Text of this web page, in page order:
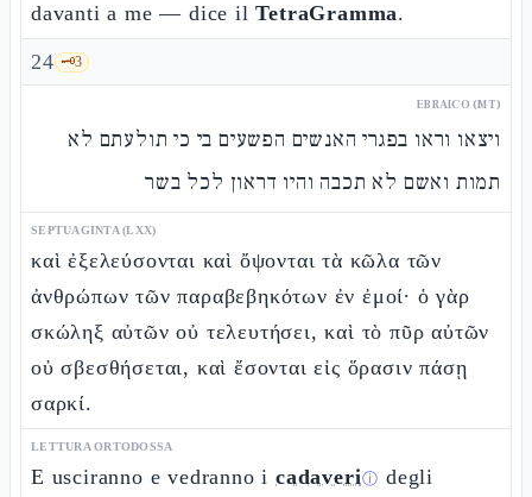
davanti a me — dice ilTetraGramma.
24 🗝️3
EBRAICO (MT)
ויצאו וראו בפגרי האנשים הפשעים בי כי תולעתם לא
תמות ואשם לא תכבה והיו דראון לכל בשר
SEPTUAGINTA (LXX)
καὶ ἐξελεύσονται καὶ ὄψονται τὰ κῶλα τῶν
ἀνθρώπων τῶν παραβεβηκότων ἐν ἐμοί· ὁ γὰρ
σκώληξ αὐτῶν οὐ τελευτήσει, καὶ τὸ πῦρ αὐτῶν
οὐ σβεσθήσεται, καὶ ἔσονται εἰς ὅρασιν πάσῃ
σαρκί.
LETTURA ORTODOSSA
E usciranno e vedranno i cadaveriⓘ degli